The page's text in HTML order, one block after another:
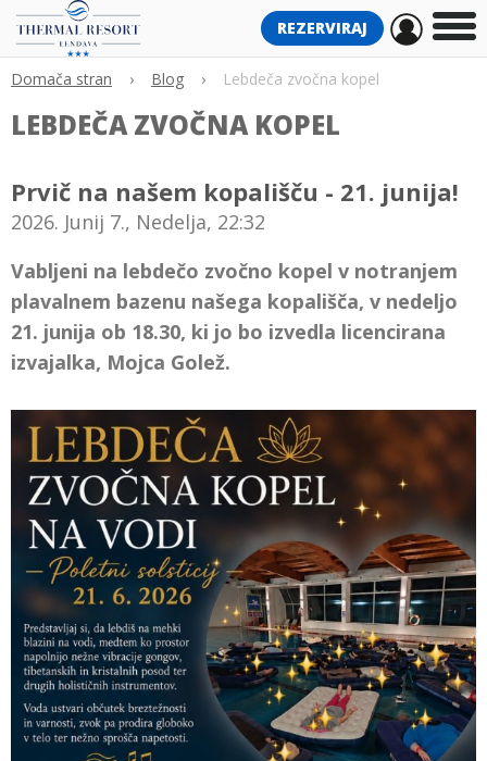
REZERVIRAJ
Domača stran › Blog › Lebdeča zvočna kopel
LEBDEČA ZVOČNA KOPEL
Prvič na našem kopališču - 21. junija!
2026. Junij 7., Nedelja, 22:32
Vabljeni na lebdečo zvočno kopel v notranjem
plavalnem bazenu našega kopališča, v nedeljo
21. junija ob 18.30, ki jo bo izvedla licencirana
izvajalka, Mojca Golež.